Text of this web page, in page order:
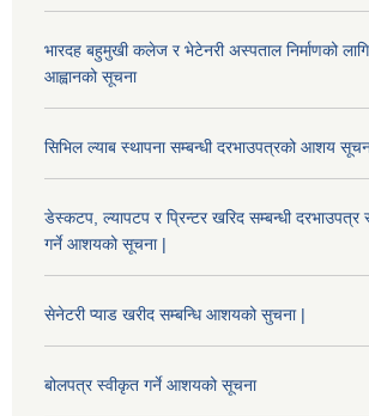
भारदह बहुमुखी कलेज र भेटेनरी अस्पताल निर्माणको
आह्वानको सूचना
सिभिल ल्याब स्थापना सम्बन्धी दरभाउपत्रको आशय
डेस्कटप, ल्यापटप र प्रिन्टर खरिद सम्बन्धी दरभाउपत्र
गर्ने आशयको सूचना |
सेनेटरी प्याड खरीद सम्बन्धि आशयको सुचना |
बोलपत्र स्वीकृत गर्ने आशयको सूचना